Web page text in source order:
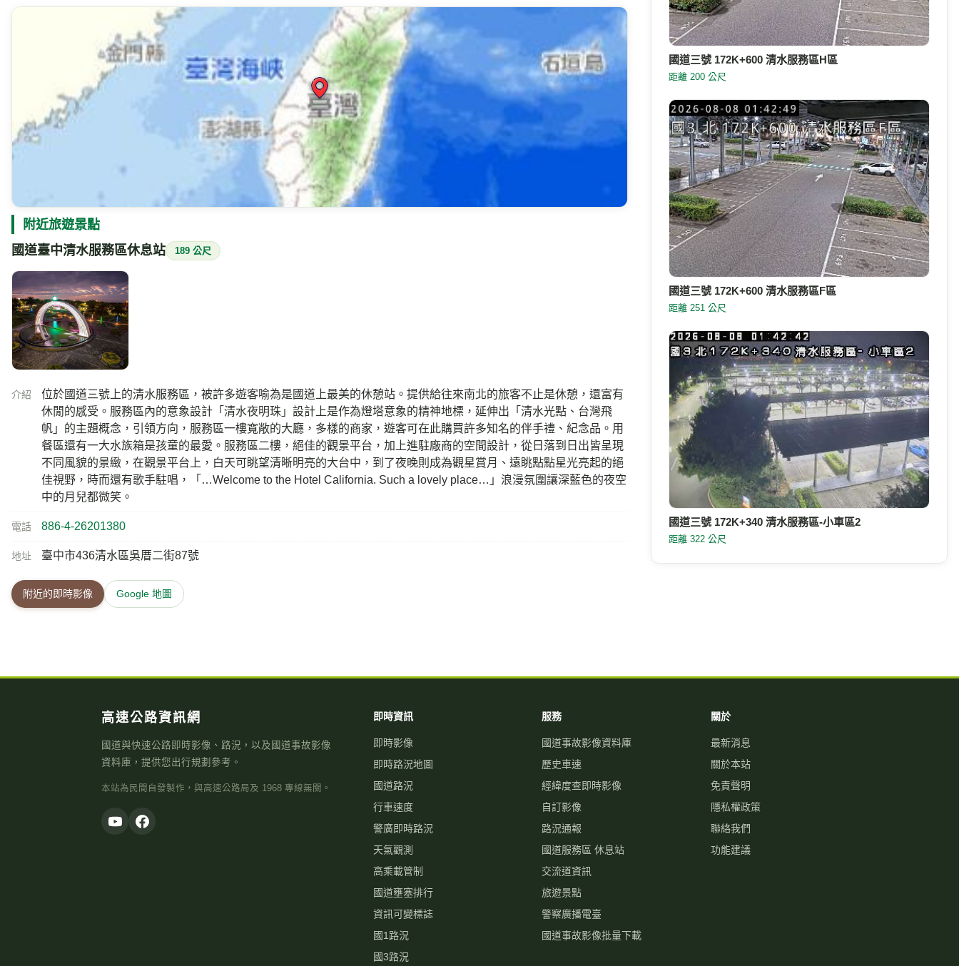
附近旅遊景點
國道臺中清水服務區休息站 189 公尺
介紹
位於國道三號上的清水服務區，被許多遊客喻為是國道上最美的休憩站。提供給往來南北的旅客不止是休憩，還富有
休閒的感受。服務區內的意象設計「清水夜明珠」設計上是作為燈塔意象的精神地標，延伸出「清水光點、台灣飛
帆」的主題概念，引領方向，服務區一樓寬敞的大廳，多樣的商家，遊客可在此購買許多知名的伴手禮、紀念品。用
餐區還有一大水族箱是孩童的最愛。服務區二樓，絕佳的觀景平台，加上進駐廠商的空間設計，從日落到日出皆呈現
不同風貌的景緻，在觀景平台上，白天可眺望清晰明亮的大台中，到了夜晚則成為觀星賞月、遠眺點點星光亮起的絕
佳視野，時而還有歌手駐唱，「…Welcome to the Hotel California. Such a lovely place…」浪漫氛圍讓深藍色的夜空
中的月兒都微笑。
電話 886-4-26201380
地址 臺中市436清水區吳厝二街87號
附近的即時影像 Google 地圖
國道三號 172K+600 清水服務區H區
距離 200 公尺
國道三號 172K+600 清水服務區F區
距離 251 公尺
國道三號 172K+340 清水服務區-小車區2
距離 322 公尺
高速公路資訊網
國道與快速公路即時影像、路況，以及國道事故影像
資料庫，提供您出行規劃參考。
本站為民間自發製作，與高速公路局及 1968 專線無關。
即時資訊
即時影像
即時路況地圖
國道路況
行車速度
警廣即時路況
天氣觀測
高乘載管制
國道壅塞排行
資訊可變標誌
國1路況
國3路況
服務
國道事故影像資料庫
歷史車速
經緯度查即時影像
自訂影像
路況通報
國道服務區 休息站
交流道資訊
旅遊景點
警察廣播電臺
國道事故影像批量下載
關於
最新消息
關於本站
免責聲明
隱私權政策
聯絡我們
功能建議